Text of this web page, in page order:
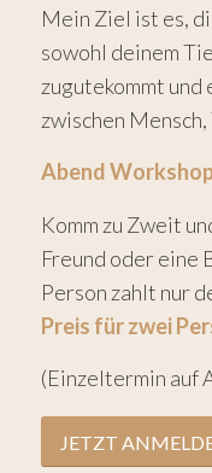
Mein Ziel ist es,
sowohl deinem
zugutekommt
zwischen
Abend
Komm zu Zweit
Freund oder eine
Person zahlt nur
Preis für zwei
(Einzeltermin auf
JETZT